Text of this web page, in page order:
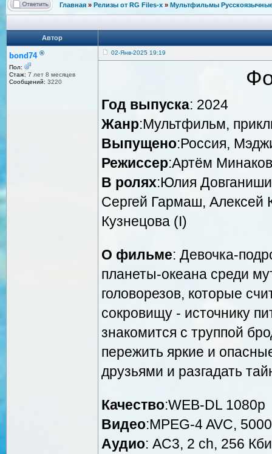
Главная » Релизы от RG Files-x » Мультфильмы
Автор
bond74 ®
Пол:
Стаж: 7 лет 8 месяцев
Сообщений: 3220
02-Янв-2025 19:19
Год выпуска: 2024
Жанр:Мультфильм,
Выпущено:Россия,
Режиссер:Артём Минаков
В ролях:Юлия
Сергей Гармаш, Алексей
Кузнецова (I)
О фильме: Девочка-
планеты-океана среди
головорезов, которые
сокровищу - источнику
знакомится с труппой
пережить яркие и
друзьями и разгадать
Качество:WEB-DL 1080p
Видео:MPEG-4 AVC,
Аудио: AC3, 2 ch, 256